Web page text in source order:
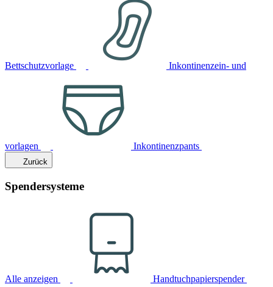
Bettschutzvorlage Inkontinenzein- und
vorlagen Inkontinenzpants
Zurück
Spendersysteme
Alle anzeigen Handtuchpapierspender